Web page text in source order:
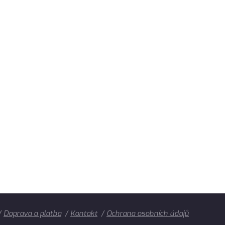
Doprava a platba Kontakt Ochrana osobních údajů